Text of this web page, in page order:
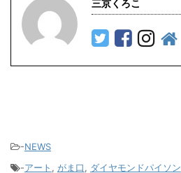
三京くろこ
-NEWS
-アート , がま口, ダイヤモンドパイソン